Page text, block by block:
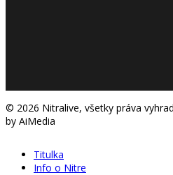
© 2026 Nitralive, všetky práva
by AiMedia
Titulka
Info o Nitre